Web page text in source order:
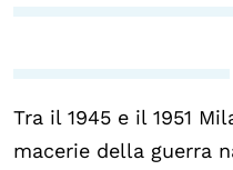
Tra il 1945 e il 1951
macerie della guerra